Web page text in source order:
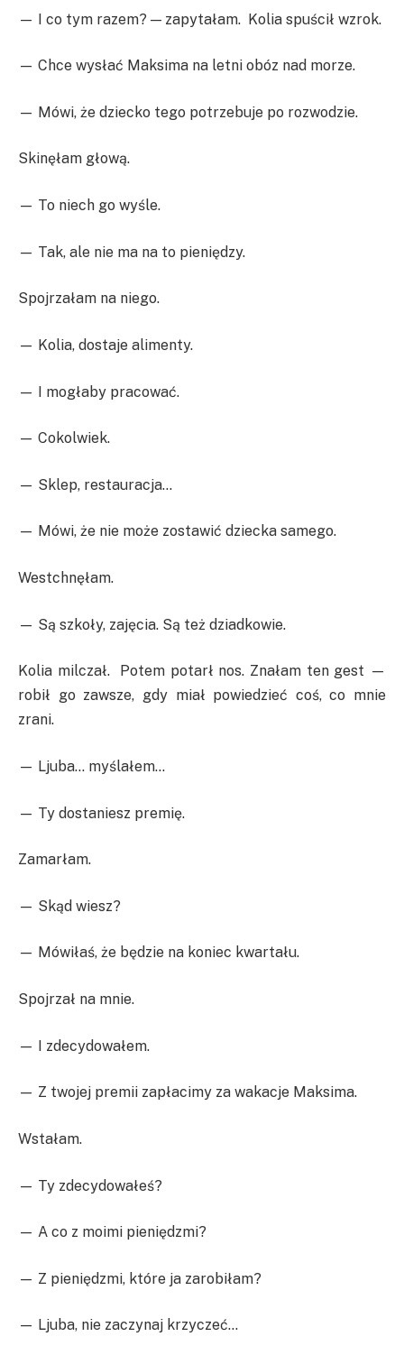
— I co tym razem? — zapytałam. Kolia spuścił wzrok.
— Chce wysłać Maksima na letni obóz nad morze.
— Mówi, że dziecko tego potrzebuje po rozwodzie.
Skinęłam głową.
— To niech go wyśle.
— Tak, ale nie ma na to pieniędzy.
Spojrzałam na niego.
— Kolia, dostaje alimenty.
— I mogłaby pracować.
— Cokolwiek.
— Sklep, restauracja…
— Mówi, że nie może zostawić dziecka samego.
Westchnęłam.
— Są szkoły, zajęcia. Są też dziadkowie.
Kolia milczał. Potem potarł nos. Znałam ten gest —
robił go zawsze, gdy miał powiedzieć coś, co mnie
zrani.
— Ljuba… myślałem…
— Ty dostaniesz premię.
Zamarłam.
— Skąd wiesz?
— Mówiłaś, że będzie na koniec kwartału.
Spojrzał na mnie.
— I zdecydowałem.
— Z twojej premii zapłacimy za wakacje Maksima.
Wstałam.
— Ty zdecydowałeś?
— A co z moimi pieniędzmi?
— Z pieniędzmi, które ja zarobiłam?
— Ljuba, nie zaczynaj krzyczeć…